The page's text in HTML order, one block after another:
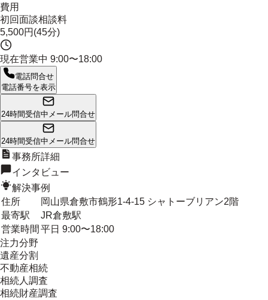
費用
初回面談相談料
5,500円(45分)
現在営業中 9:00〜18:00
電話問合せ
電話番号を表示
24時間受信中 メール問合せ
24時間受信中 メール問合せ
事務所詳細
インタビュー
解決事例
住所
岡山県倉敷市鶴形1-4-15 シャトーブリアン2階
最寄駅
JR倉敷駅
営業時間 平日 9:00〜18:00
注力分野
遺産分割
不動産相続
相続人調査
相続財産調査